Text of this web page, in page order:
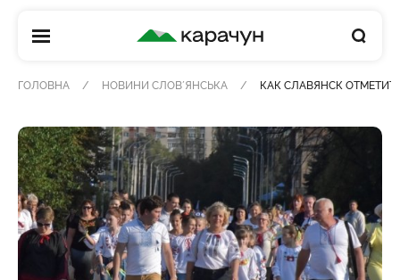
КАРАЧУН
ГОЛОВНА НОВИНИ СЛОВʼЯНСЬКА КАК СЛАВЯНСК